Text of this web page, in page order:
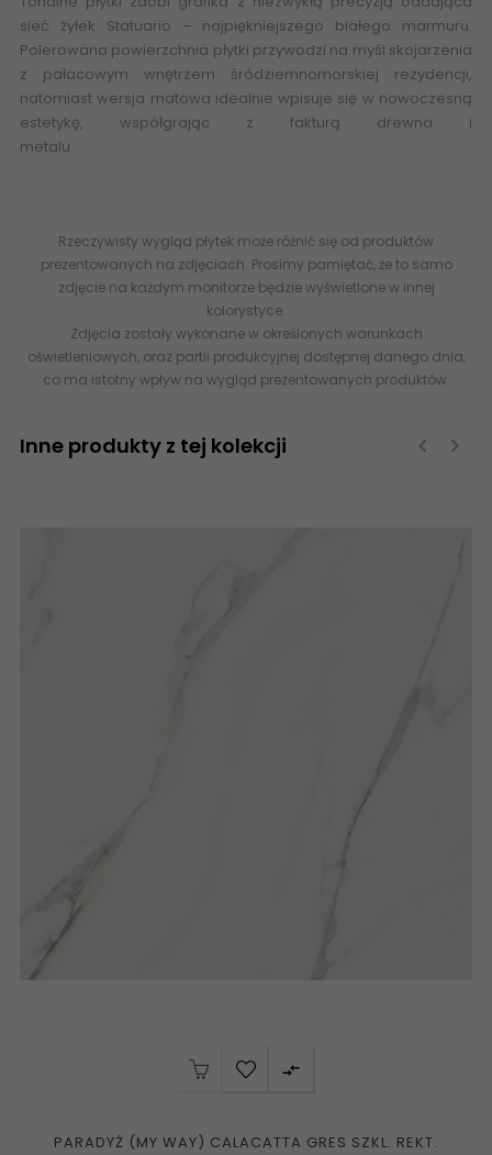
sieć żyłek Statuario – najpiękniejszego białego marmuru.
Polerowana powierzchnia płytki przywodzi na myśl skojarzenia
z pałacowym wnętrzem śródziemnomorskiej rezydencji,
natomiast wersja matowa idealnie wpisuje się w nowoczesną
estetykę, współgrając z fakturą drewna i
metalu.
Rzeczywisty wygląd płytek może różnić się od produktów
prezentowanych na zdjęciach. Prosimy pamiętać, że to samo
zdjęcie na każdym monitorze będzie wyświetlone w innej
kolorystyce.
Zdjęcia zostały wykonane w określonych warunkach
oświetleniowych, oraz partii produkcyjnej dostępnej danego dnia,
co ma istotny wpływ na wygląd prezentowanych produktów.
Inne produkty z tej kolekcji

PARADYŻ (MY WAY) CALACATTA GRES SZKL. REKT.